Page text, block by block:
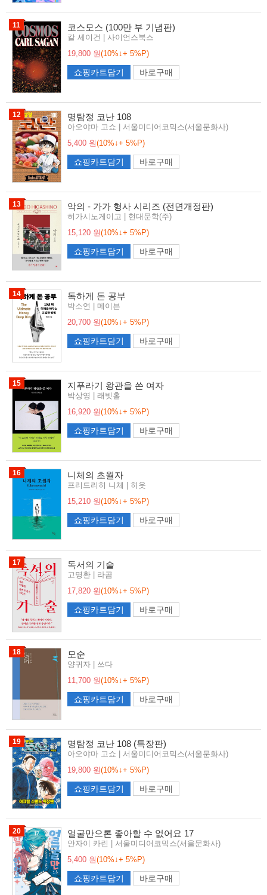
11 코스모스 (100만 부 기념판)
칼 세이건 | 사이언스북스
19,800 원(10%↓+ 5%P)
쇼핑카트담기 바로구매
12 명탐정 코난 108
아오야마 고쇼 | 서울미디어코믹스(서울문화사)
5,400 원(10%↓+ 5%P)
쇼핑카트담기 바로구매
13 악의 - 가가 형사 시리즈 (전면개정판)
히가시노게이고 | 현대문학(주)
15,120 원(10%↓+ 5%P)
쇼핑카트담기 바로구매
14 독하게 돈 공부
박소연 | 메이븐
20,700 원(10%↓+ 5%P)
쇼핑카트담기 바로구매
15 지푸라기 왕관을 쓴 여자
박상영 | 래빗홀
16,920 원(10%↓+ 5%P)
쇼핑카트담기 바로구매
16 니체의 초월자
프리드리히 니체 | 히읏
15,210 원(10%↓+ 5%P)
쇼핑카트담기 바로구매
17 독서의 기술
고명환 | 라곰
17,820 원(10%↓+ 5%P)
쇼핑카트담기 바로구매
18 모순
양귀자 | 쓰다
11,700 원(10%↓+ 5%P)
쇼핑카트담기 바로구매
19 명탐정 코난 108 (특장판)
아오야마 고쇼 | 서울미디어코믹스(서울문화사)
19,800 원(10%↓+ 5%P)
쇼핑카트담기 바로구매
20 얼굴만으론 좋아할 수 없어요 17
안자이 카린 | 서울미디어코믹스(서울문화사)
5,400 원(10%↓+ 5%P)
쇼핑카트담기 바로구매